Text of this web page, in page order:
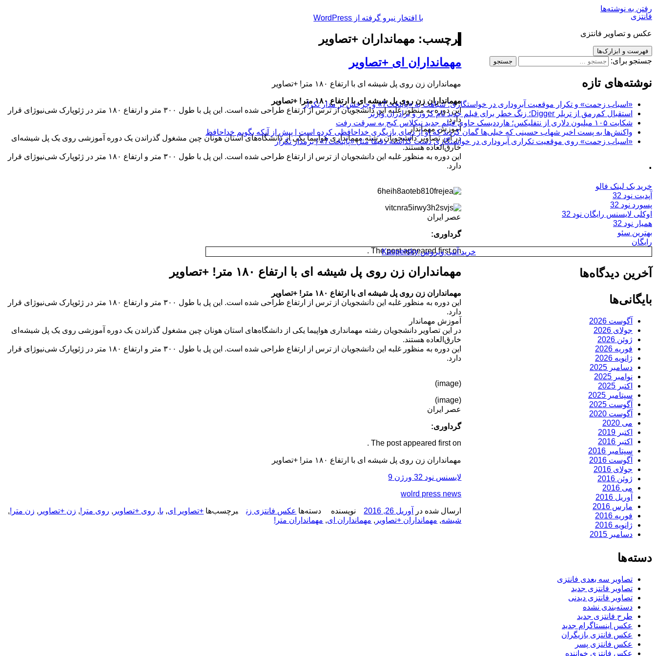
رفتن به نوشته‌ها
فانتزی
عکس و تصاویر فانتزی
فهرست و ابزارک‌ها
جستجو برای:
نوشته‌های تازه
«اسباب زحمت» و تکرار موقعیت آبروداری در خواستگاری؛ شباهت به «پایتخت7» و چرخش بر مدار تکرار
استقبال کم‌رمق از تریلر Digger؛ زنگ خطر برای فیلم جدید تام کروز و برادران وارنر
شکایت ۱۰۵ میلیون دلاری از نتفلیکس؛ هارددیسک حاوی فیلم جدید نیکلاس کیج به سرقت رفت
واکنش‌ها به پست اخیر شهاب حسینی که خیلی‌ها گمان کردند که او از دنیای بازیگری خداحافظی کرده است | پیش از آنکه بگویم خداحافظ
«اسباب زحمت» روی موقعیت تکراری آبروداری در خواستگاری دست گذاشته دقیقا مثل «پایتخت7» | برمدار تکرار
.
خرید بک لینک فالو
آپدیت نود 32
پسورد نود 32
اوکلی لایسنس رایگان نود 32
همیار نود 32
بهترین سئو
رایگان
خرید آنتی ویروس Kaspersky
آخرین دیدگاه‌ها
بایگانی‌ها
آگوست 2026
جولای 2026
ژوئن 2026
فوریه 2026
ژانویه 2026
دسامبر 2025
نوامبر 2025
اکتبر 2025
سپتامبر 2025
آگوست 2025
آگوست 2020
می 2020
اکتبر 2019
اکتبر 2016
سپتامبر 2016
آگوست 2016
جولای 2016
ژوئن 2016
می 2016
آوریل 2016
مارس 2016
فوریه 2016
ژانویه 2016
دسامبر 2015
دسته‌ها
تصاویر سه بعدی فانتزی
تصاویر فانتزی جدید
تصاویر فانتزی دیدنی
دسته‌بندی نشده
طرح فانتزی جدید
عکس اینستاگرام جدید
عکس فانتزی بازیگران
عکس فانتزی پسر
عکس فانتزی خواننده
برچسب: مهمانداران +تصاویر
مهمانداران ای +تصاویر
مهمانداران زن روی پل شیشه‌ ای با ارتفاع ۱۸۰ متر! +تصاویر
مهمانداران زن روی پل شیشه‌ ای با ارتفاع ۱۸۰ متر! +تصاویر
این دوره به منظور غلبه این دانشجویان از ترس از ارتفاع طراحی شده است. این پل با طول ۳۰۰ متر و ارتفاع ۱۸۰ متر در ژئوپارک شی‌نیوژای قرار
دارد.
آموزش مهماندار
در این تصاویر دانشجویان رشته‌ مهمانداری هواپیما یکی از دانشگاه‌های استان هونان چین مشغول گذراندن یک دوره آموزشی روی یک پل شیشه‌ای
خارق‌العاده هستند.
این دوره به منظور غلبه این دانشجویان از ترس از ارتفاع طراحی شده است. این پل با طول ۳۰۰ متر و ارتفاع ۱۸۰ متر در ژئوپارک شی‌نیوژای قرار
دارد.
عصر ایران
گرداوری:
The post appeared first on .
مهمانداران زن روی پل شیشه‌ ای با ارتفاع ۱۸۰ متر! +تصاویر
مهمانداران زن روی پل شیشه‌ ای با ارتفاع ۱۸۰ متر! +تصاویر
این دوره به منظور غلبه این دانشجویان از ترس از ارتفاع طراحی شده است. این پل با طول ۳۰۰ متر و ارتفاع ۱۸۰ متر در ژئوپارک شی‌نیوژای قرار
دارد.
آموزش مهماندار
در این تصاویر دانشجویان رشته‌ مهمانداری هواپیما یکی از دانشگاه‌های استان هونان چین مشغول گذراندن یک دوره آموزشی روی یک پل شیشه‌ای
خارق‌العاده هستند.
این دوره به منظور غلبه این دانشجویان از ترس از ارتفاع طراحی شده است. این پل با طول ۳۰۰ متر و ارتفاع ۱۸۰ متر در ژئوپارک شی‌نیوژای قرار
دارد.
(image)
(image)
عصر ایران
گرداوری:
The post appeared first on .
مهمانداران زن روی پل شیشه‌ ای با ارتفاع ۱۸۰ متر! +تصاویر
لایسنس نود 32 ورژن 9
wolrd press news
ارسال شده در آوریل 26, 2016 نویسنده دسته‌ها عکس فانتزی زن برچسب‌ها +تصاویر ای, با, روی +تصاویر , روی متر!, زن +تصاویر , زن متر!,
شیشه‌, مهمانداران +تصاویر , مهمانداران ای, مهمانداران متر!
با افتخار نیرو گرفته از WordPress